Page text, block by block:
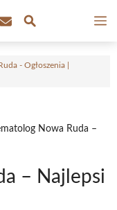
- Ogłoszenia |
Nowa Ruda –
– Najlepsi